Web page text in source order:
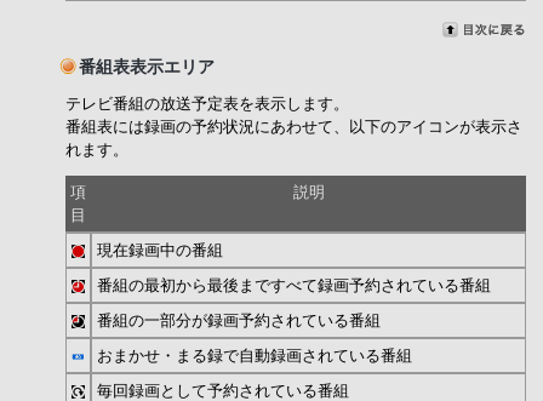
番組表表示エリア
テレビ番組の放送予定表を表示します。
番組表には録画の予約状況にあわせて、以下のアイコンが表示さ
れます。
項
目
説明
現在録画中の番組
番組の最初から最後まですべて録画予約されている番組
番組の一部分が録画予約されている番組
おまかせ・まる録で自動録画されている番組
毎回録画として予約されている番組